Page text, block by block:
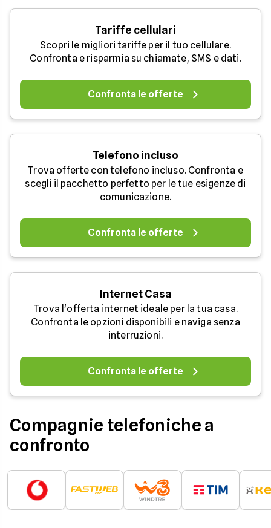
Tariffe cellulari
Scopri le migliori tariffe per il tuo cellulare.
Confronta e risparmia su chiamate, SMS e dati.
Confronta le offerte
Telefono incluso
Trova offerte con telefono incluso. Confronta e
scegli il pacchetto perfetto per le tue esigenze di
comunicazione.
Confronta le offerte
Internet Casa
Trova l'offerta internet ideale per la tua casa.
Confronta le opzioni disponibili e naviga senza
interruzioni.
Confronta le offerte
Compagnie telefoniche a
confronto